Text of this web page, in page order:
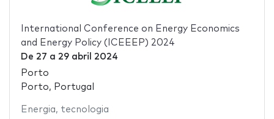
International Conference on Energy Economics
and Energy Policy (ICEEEP) 2024
De 27 a 29 abril 2024
Porto
Porto, Portugal
Energia, tecnologia